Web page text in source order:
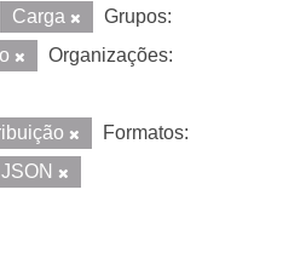
Carga
Grupos:
Organizações:
Formatos:
JSON